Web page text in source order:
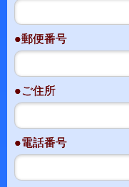
●郵便番号
●ご住所
●電話番号